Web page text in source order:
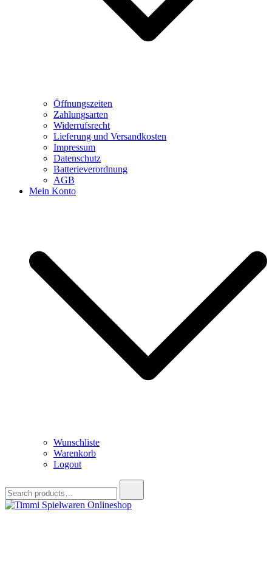
Öffnungszeiten
Zahlungsarten
Widerrufsrecht
Lieferung und Versandkosten
Impressum
Datenschutz
Batterieverordnung
AGB
Mein Konto
Wunschliste
Warenkorb
Logout
for: